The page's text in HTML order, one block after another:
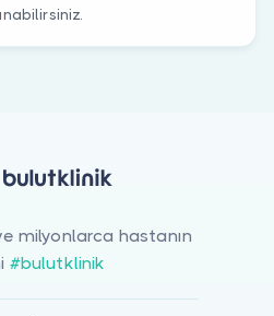
milyonlarca hastanın
#bulutklinik